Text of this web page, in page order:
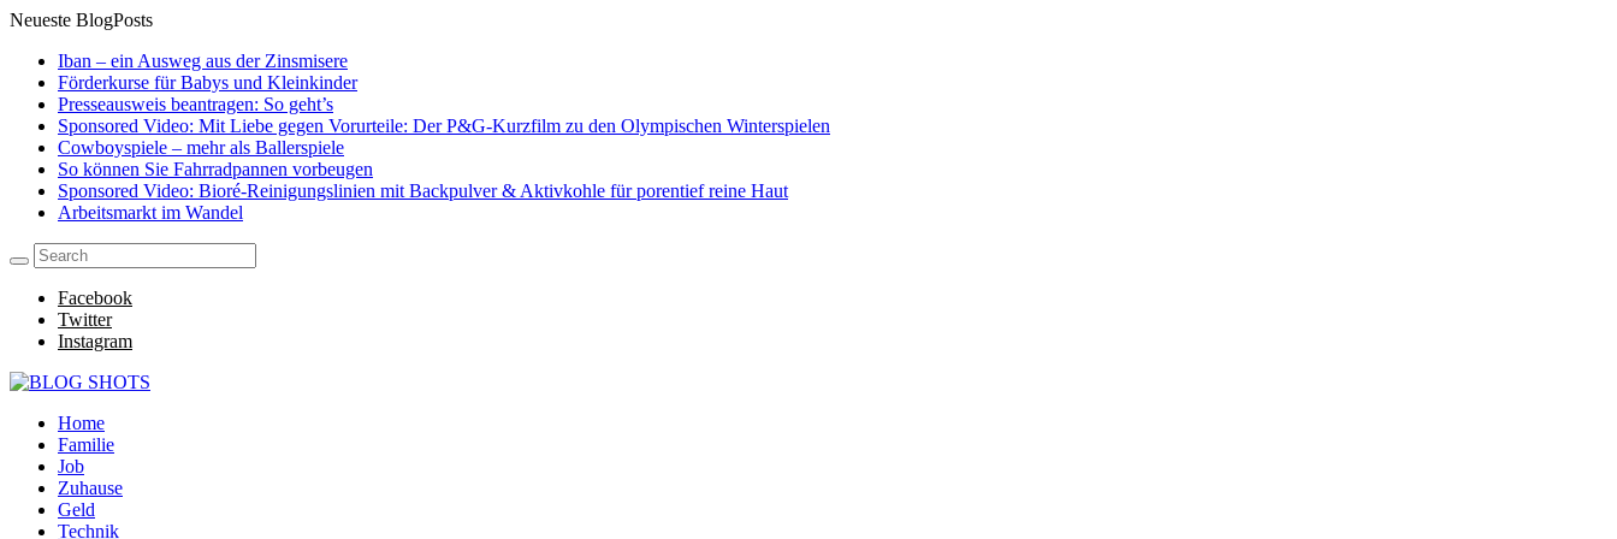
Neueste BlogPosts
Iban – ein Ausweg aus der Zinsmisere
Förderkurse für Babys und Kleinkinder
Presseausweis beantragen: So geht’s
Sponsored Video: Mit Liebe gegen Vorurteile: Der P&G-Kurzfilm zu den Olympischen Winterspielen
Cowboyspiele – mehr als Ballerspiele
So können Sie Fahrradpannen vorbeugen
Sponsored Video: Bioré-Reinigungslinien mit Backpulver & Aktivkohle für porentief reine Haut
Arbeitsmarkt im Wandel
Facebook
Twitter
Instagram
Home
Familie
Job
Zuhause
Geld
Technik